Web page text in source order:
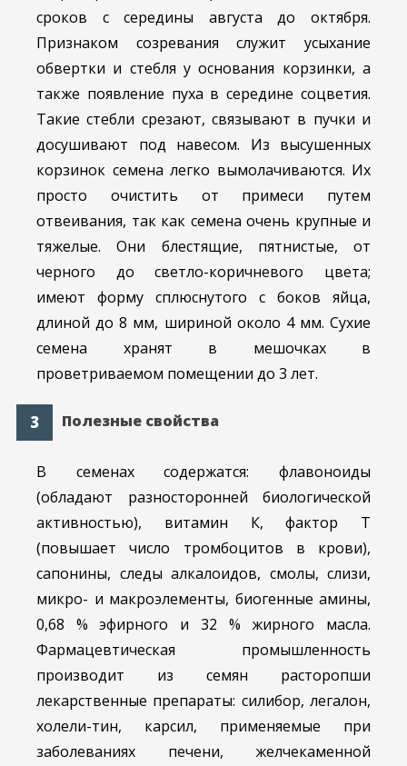
сроков с середины августа до октября.
Признаком созревания служит усыхание
обвертки и стебля у основания корзинки, а
также появление пуха в середине соцветия.
Такие стебли срезают, связывают в пучки и
досушивают под навесом. Из высушенных
корзинок семена легко вымолачиваются. Их
просто очистить от примеси путем
отвеивания, так как семена очень крупные и
тяжелые. Они блестящие, пятнистые, от
черного до светло-коричневого цвета;
имеют форму сплюснутого с боков яйца,
длиной до 8 мм, шириной около 4 мм. Сухие
семена хранят в мешочках в
проветриваемом помещении до 3 лет.
Полезные свойства
В семенах содержатся: флавоноиды
(обладают разносторонней биологической
активностью), витамин К, фактор Т
(повышает число тромбоцитов в крови),
сапонины, следы алкалоидов, смолы, слизи,
микро- и макроэлементы, биогенные амины,
0,68 % эфирного и 32 % жирного масла.
Фармацевтическая промышленность
производит из семян расторопши
лекарственные препараты: силибор, легалон,
холели-тин, карсил, применяемые при
заболеваниях печени, желчекаменной